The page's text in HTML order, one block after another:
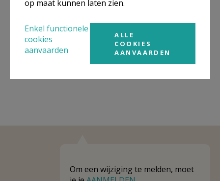
Brugge
Weergeven
Eenheid/federatie PE Sint-Donatianus
Brugge
Om een wijziging te melden, moet
op maat kunnen laten zien.
Enkel functionele
cookies
aanvaarden
ALLE
COOKIES
AANVAARDEN